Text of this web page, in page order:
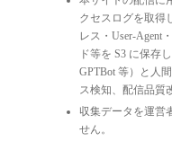
クセスログを取得
レス・User-Agent
ド等を S3 に保存
GPTBot 等）と人
ス検知、配信品質
収集データを運営
せん。